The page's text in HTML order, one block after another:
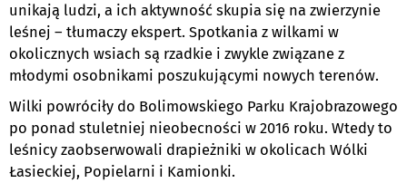
unikają ludzi, a ich aktywność skupia się na zwierzynie
leśnej – tłumaczy ekspert. Spotkania z wilkami w
okolicznych wsiach są rzadkie i zwykle związane z
młodymi osobnikami poszukującymi nowych terenów.
Wilki powróciły do Bolimowskiego Parku Krajobrazowego
po ponad stuletniej nieobecności w 2016 roku. Wtedy to
leśnicy zaobserwowali drapieżniki w okolicach Wólki
Łasieckiej, Popielarni i Kamionki.